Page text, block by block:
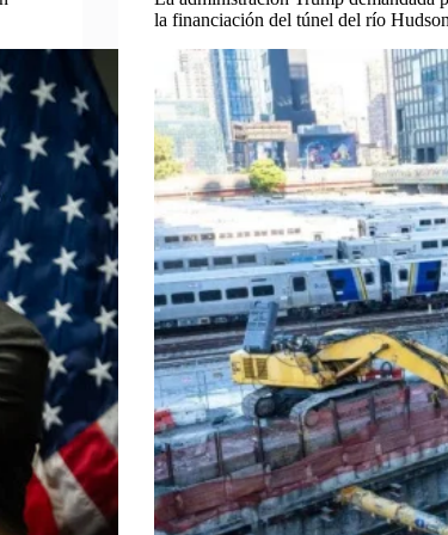
la financiación del túnel del río